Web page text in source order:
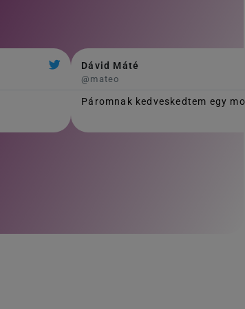
Dávid Máté
@mateo
Páromnak kedveskedtem egy